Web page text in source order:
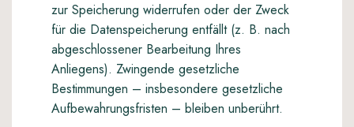
zur Speicherung widerrufen oder der Zweck
für die Datenspeicherung entfällt (z. B. nach
abgeschlossener Bearbeitung Ihres
Anliegens). Zwingende gesetzliche
Bestimmungen – insbesondere gesetzliche
Aufbewahrungsfristen – bleiben unberührt.